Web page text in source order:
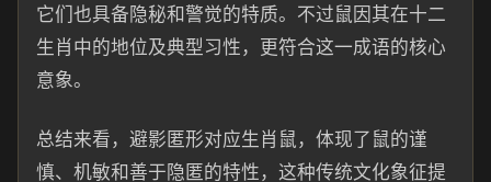
它们也具备隐秘和警觉的特质。不过鼠因其在十二
生肖中的地位及典型习性，更符合这一成语的核心
意象。
总结来看，避影匿形对应生肖鼠，体现了鼠的谨
慎、机敏和善于隐匿的特性，这种传统文化象征提